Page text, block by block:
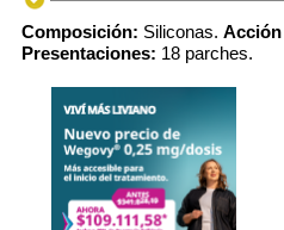
Composición: Siliconas.
Presentaciones: 18 parches.